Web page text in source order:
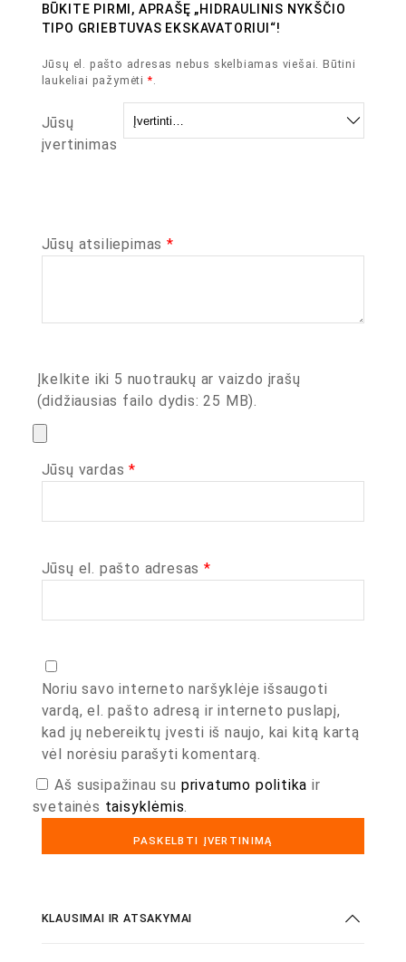
BŪKITE PIRMI, APRAŠĘ „HIDRAULINIS NYKŠČIO
TIPO GRIEBTUVAS EKSKAVATORIUI“!
Jūsų el. pašto adresas nebus skelbiamas viešai. Būtini
laukeliai pažymėti *.
Jūsų
įvertinimas
Jūsų atsiliepimas *
Įkelkite iki 5 nuotraukų ar vaizdo įrašų
(didžiausias failo dydis: 25 MB).
Jūsų vardas*
Jūsų el. pašto adresas *
Noriu savo interneto naršyklėje išsaugoti
vardą, el. pašto adresą ir interneto puslapį,
kad jų nebereiktų įvesti iš naujo, kai kitą kartą
vėl norėsiu parašyti komentarą.
Aš susipažinau su privatumo politika ir
svetainės taisyklėmis.
KLAUSIMAI IR ATSAKYMAI